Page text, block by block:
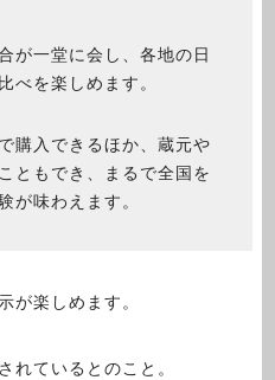
が一堂に会し、各地の日
べを楽しめます。
購入できるほか、蔵元や
ともでき、まるで全国を
が味わえます。
が楽しめます。
れているとのこと。